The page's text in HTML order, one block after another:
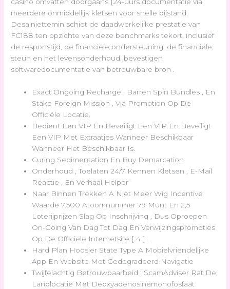
meerdere onmiddellijk kletsen voor snelle bijstand.
Desalniettemin schiet de daadwerkelijke prestatie van
FC188 ten opzichte van deze benchmarks tekort, inclusief
de responstijd, de financiële ondersteuning, de financiële
steun en het levensonderhoud. bevestigen
softwaredocumentatie van betrouwbare bron .
Exact Ongoing Recharge , Barren Spin Bundles , En
Stake Foreign Mission , Via Promotion Op De
Officiële Locatie.
Bedient Een VIP En Beveiligt Een VIP En Beveiligt
Een VIP Met Extraatjes Wanneer Beschikbaar
Wanneer Het Beschikbaar Is.
Curing Sedimentation En Buy Demarcation
Onderhoud , Toelaten 24/7 Kennen Kletsen , E-Mail
Reactie , En Verhaal Helper
Naar Binnen Trekken A Niet Meer Wig Incentive
Waarde 7.500 Atoomnummer 79 Munt En 2,5
Loterijprijzen Slag Op Inschrijving , Dus Oproepen
On-Going Van Dag Tot Dag En Verwijzingspromoties
Op De Officiële Internetsite [ 4 ] .
Hard Plan Hoosier State Type A Mobielvriendelijke
App En Website Met Gedegradeerd Navigatie
Twijfelachtig Betrouwbaarheid : ScamAdviser Rat De
Landlocatie Met Deoxyadenosinemonofosfaat